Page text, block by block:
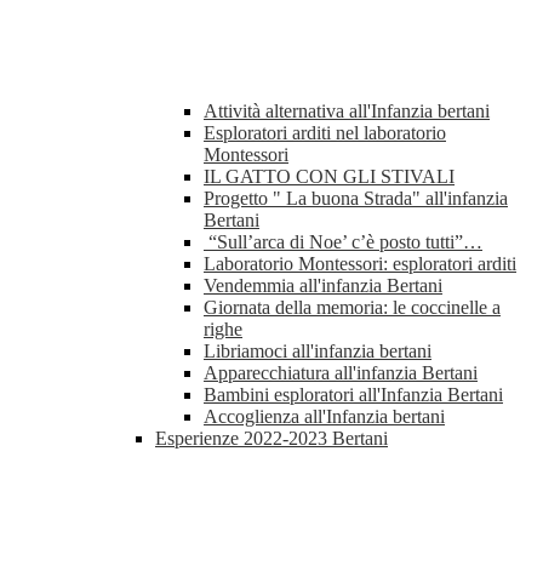
Attività alternativa all'Infanzia bertani
Esploratori arditi nel laboratorio
Montessori
IL GATTO CON GLI STIVALI
Progetto " La buona Strada" all'infanzia
Bertani
“Sull’arca di Noe’ c’è posto tutti”…
Laboratorio Montessori: esploratori arditi
Vendemmia all'infanzia Bertani
Giornata della memoria: le coccinelle a
righe
Libriamoci all'infanzia bertani
Apparecchiatura all'infanzia Bertani
Bambini esploratori all'Infanzia Bertani
Accoglienza all'Infanzia bertani
Esperienze 2022-2023 Bertani